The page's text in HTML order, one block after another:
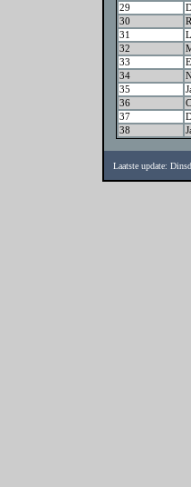
29
30
31
32
33
34
35
36
37
38
Laatste update: